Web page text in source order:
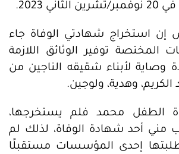
2023.
إن استخراج شهادتي الوفاة جاء
المختصة توفير الوثائق اللازمة
وصاية لأبناء شقيقه الناجين من
وهدية، ولوجين.
الطفل محمد فلم يستخرجها،
مني أحد شهادة الوفاة، لذلك لم
إحدى المؤسسات مستقبلًا